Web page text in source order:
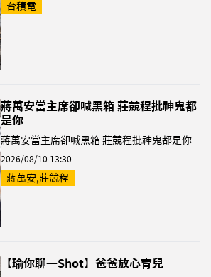
台積電
蔣萬安當主席卻喊黑箱 莊競程批神鬼都
是你
蔣萬安當主席卻喊黑箱 莊競程批神鬼都是你
2026/08/10 13:30
蔣萬安,莊競程
【瑜你聊一Shot】爸爸放心育兒